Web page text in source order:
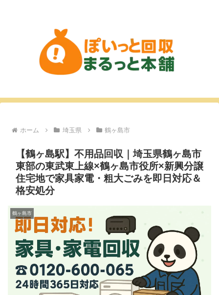
ホーム 埼玉県 鶴ヶ島市
【鶴ヶ島駅】不用品回収｜埼玉県鶴ヶ島市
東部の東武東上線×鶴ヶ島市役所×新興分譲
住宅地で家具家電・粗大ごみを即日対応＆
格安処分
鶴ヶ島市